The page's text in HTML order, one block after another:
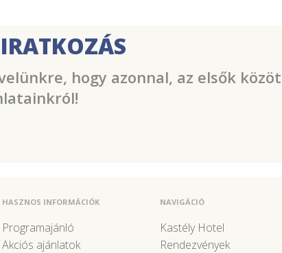
hogy azonnal, az elsők
HASZNOS INFORMÁCIÓK
Programajánló
Akciós ajánlatok
NAVIGÁCIÓ
Kastély Hotel
Rendezvények